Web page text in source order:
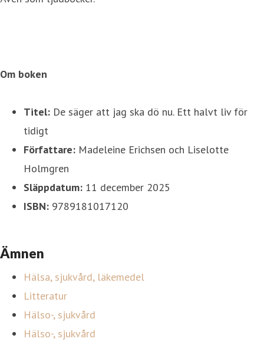
Om boken
Titel: De säger att jag ska dö nu. Ett halvt liv för
tidigt
Författare: Madeleine Erichsen och Liselotte
Holmgren
Släppdatum: 11 december 2025
ISBN: 9789181017120
Ämnen
Hälsa, sjukvård, läkemedel
Litteratur
Hälso-, sjukvård
Hälso-, sjukvård